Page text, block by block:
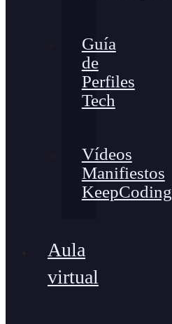
Guía
de
Perfiles
Tech
Vídeos
Manifiestos
KeepCoding
Aula
virtual